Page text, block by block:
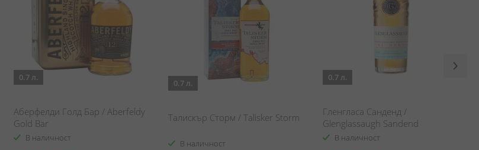
0.7 л.
Аберфелди Голд Бар / Aberfeldy
Gold Bar
В наличност
0.7 л.
Талискър Сторм / Talisker Storm
В наличност
0.7 л.
Гленгласа Санденд /
Glenglassaugh Sandend
В наличност